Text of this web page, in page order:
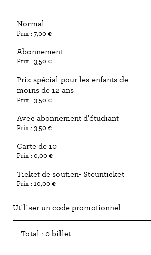
Normal
Prix : 7,00 €
Abonnement
Prix : 3,50 €
Prix spécial pour les enfants de
moins de 12 ans
Prix : 3,50 €
Avec abonnement d'étudiant
Prix : 3,50 €
Carte de 10
Prix : 0,00 €
Ticket de soutien- Steunticket
Prix : 10,00 €
Utiliser un code promotionnel
Total : 0 billet